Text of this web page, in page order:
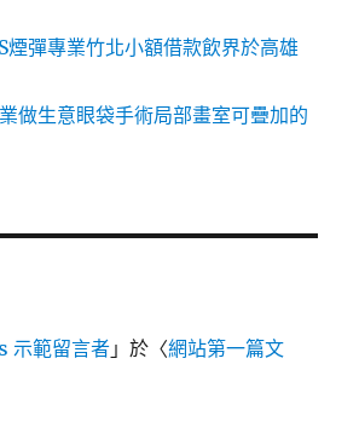
煙彈專業竹北小額借款飲界於高雄
做生意眼袋手術局部畫室可疊加的
示範留言者 」於〈網站第一篇文